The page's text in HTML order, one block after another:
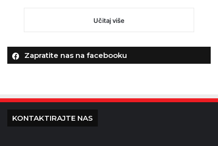
Učitaj više
Zapratite nas na facebooku
KONTAKTIRAJTE NAS